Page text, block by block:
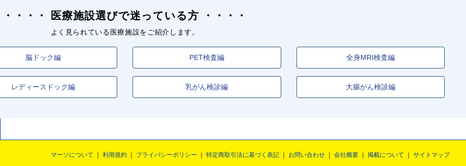
医療施設選びで迷っている方
よく見られている医療施設をご紹介します。
脳ドック編 PET検査編 全身MRI検査編
レディースドック編 乳がん検診編 大腸がん検診編
マーソについて 利用規約 プライバシーポリシー 特定商取引法に基づく表記 お問い合わせ 会社概要 掲載について サイトマップ